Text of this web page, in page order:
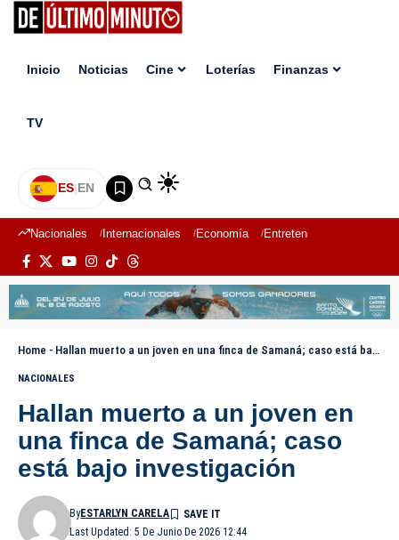
Inicio Noticias Cine Loterías Finanzas
TV
ES|EN
Nacionales Internacionales Economía Entretenimiento
Home - Hallan muerto a un joven en una finca de Samaná; caso está bajo investigación
NACIONALES
Hallan muerto a un joven en
una finca de Samaná; caso
está bajo investigación
Last Updated: 5 De Junio De 2026 12:44
ByESTARLYN CARELA